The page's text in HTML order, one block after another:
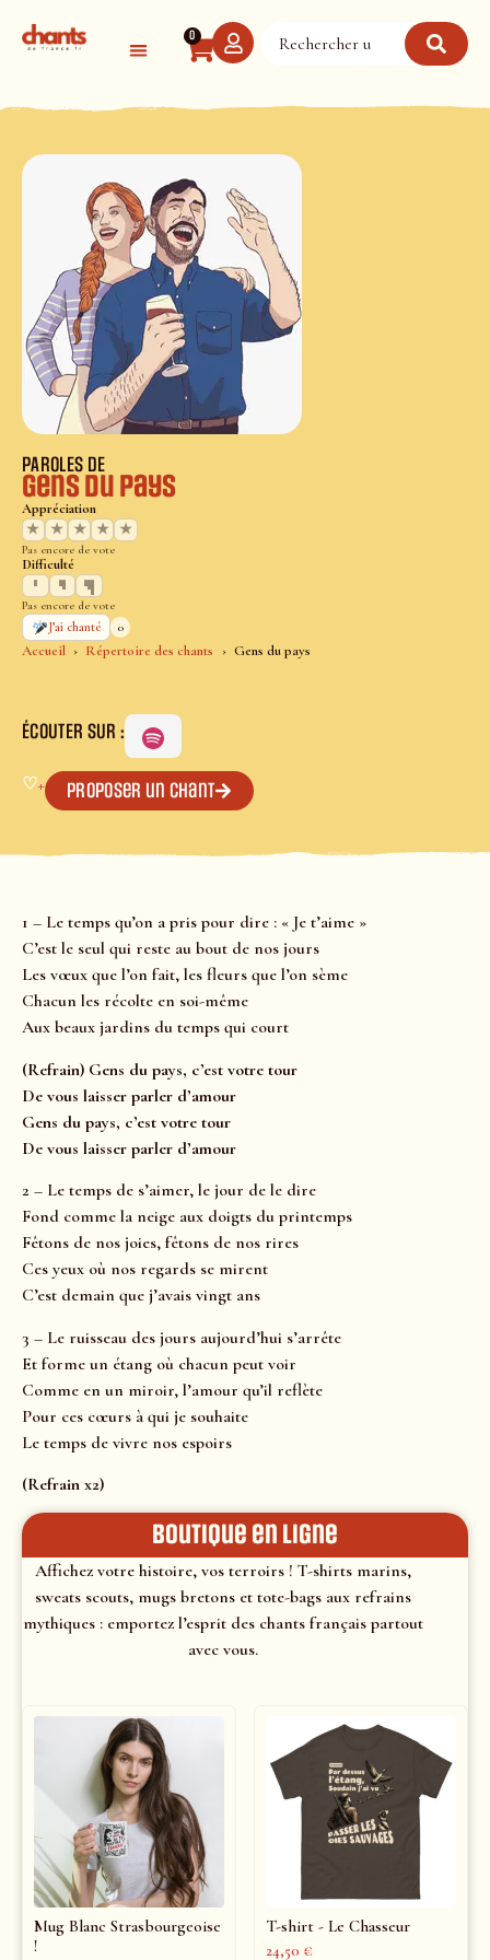
0
Accueil Répertoire des chants Gens du pays
PAROLES DE
Gens du pays
Appréciation
★
★ ★ ★ ★
Pas encore de vote
Difficulté
Pas encore de vote
J’ai chanté
0
ÉCOUTER SUR :
♡+ Proposer un chant
1 – Le temps qu’on a pris pour dire : « Je t’aime »
C’est le seul qui reste au bout de nos jours
Les vœux que l’on fait, les fleurs que l’on sème
Chacun les récolte en soi-même
Aux beaux jardins du temps qui court
(Refrain) Gens du pays, c’est votre tour
De vous laisser parler d’amour
Gens du pays, c’est votre tour
De vous laisser parler d’amour
2 – Le temps de s’aimer, le jour de le dire
Fond comme la neige aux doigts du printemps
Fêtons de nos joies, fêtons de nos rires
Ces yeux où nos regards se mirent
C’est demain que j’avais vingt ans
3 – Le ruisseau des jours aujourd’hui s’arrête
Et forme un étang où chacun peut voir
Comme en un miroir, l’amour qu’il reflète
Pour ces cœurs à qui je souhaite
Le temps de vivre nos espoirs
(Refrain x2)
Boutique en ligne
Affichez votre histoire, vos terroirs ! T-shirts marins,
sweats scouts, mugs bretons et tote-bags aux refrains
mythiques : emportez l’esprit des chants français partout
avec vous.
Mug Blanc Strasbourgeoise
!
T-shirt - Le Chasseur
24,50 €